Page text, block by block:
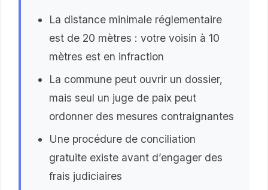
La distance minimale réglementaire
est de 20 mètres : votre voisin à 10
mètres est en infraction
La commune peut ouvrir un dossier,
mais seul un juge de paix peut
ordonner des mesures contraignantes
Une procédure de conciliation
gratuite existe avant d’engager des
frais judiciaires